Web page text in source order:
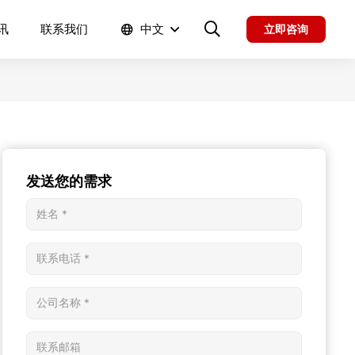
联系我们 中文 立即咨询
发送您的需求